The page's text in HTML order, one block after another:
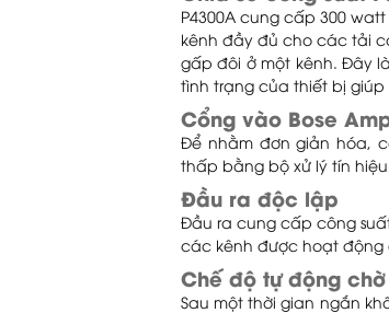
P4300A cung cấp 300
kênh đầy đủ cho các tải
gấp đôi ở một kênh. Đây
tình trạng của thiết bị
Cổng vào Bose
Để nhằm đơn giản hóa,
thấp bằng bộ xử lý tín
Đầu ra độc lập
Đầu ra cung cấp công
các kênh được hoạt động
Chế độ tự động chờ
Sau một thời gian ngắn